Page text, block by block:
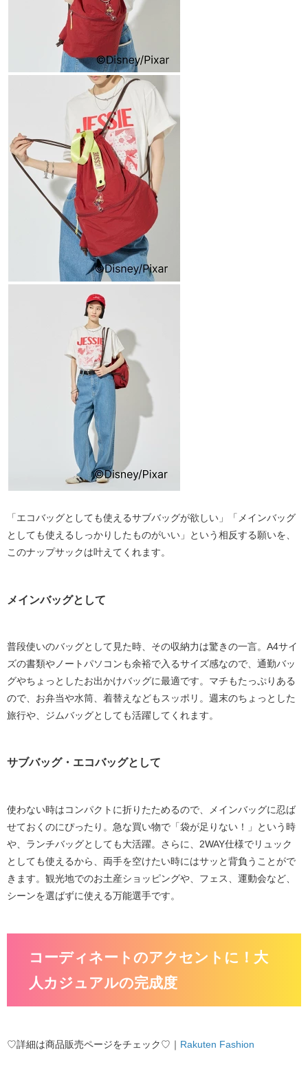
「エコバッグとしても使えるサブバッグが欲しい」「メインバッグ
としても使えるしっかりしたものがいい」という相反する願いを、
このナップサックは叶えてくれます。
メインバッグとして
普段使いのバッグとして見た時、その収納力は驚きの一言。A4サイ
ズの書類やノートパソコンも余裕で入るサイズ感なので、通勤バッ
グやちょっとしたお出かけバッグに最適です。マチもたっぷりある
ので、お弁当や水筒、着替えなどもスッポリ。週末のちょっとした
旅行や、ジムバッグとしても活躍してくれます。
サブバッグ・エコバッグとして
使わない時はコンパクトに折りたためるので、メインバッグに忍ば
せておくのにぴったり。急な買い物で「袋が足りない！」という時
や、ランチバッグとしても大活躍。さらに、 2WAY仕様でリュック
としても使えるから、両手を空けたい時にはサッと背負うことがで
きます。観光地でのお土産ショッピングや、フェス、運動会など、
シーンを選ばずに使える万能選手です。
コーディネートのアクセントに！大
人カジュアルの完成度
♡詳細は商品販売ページをチェック♡｜ Rakuten Fashion